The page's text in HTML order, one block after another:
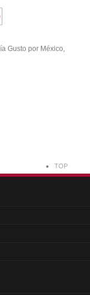
Gusto por México,
TOP